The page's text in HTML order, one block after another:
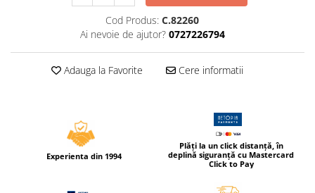
Truse geometrie
Markere evidentiatoare text
Pixuri si rezerve
Produse Craft
Cod Produs: C.82260
Ai nevoie de ajutor? 0727226794
Adauga la Favorite Cere informatii
Experienta din 1994
Plăți la un click distanță, în
deplină siguranță cu Mastercard
Click to Pay